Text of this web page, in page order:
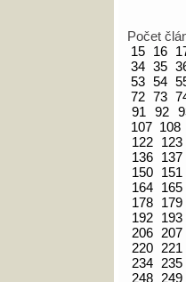
Počet
15 16
34 35
53 54
72 73
91
92
107 108
122
123
136
137
150
151
164
165
178
179
192
193
206 207
220
221
234
235
248
249